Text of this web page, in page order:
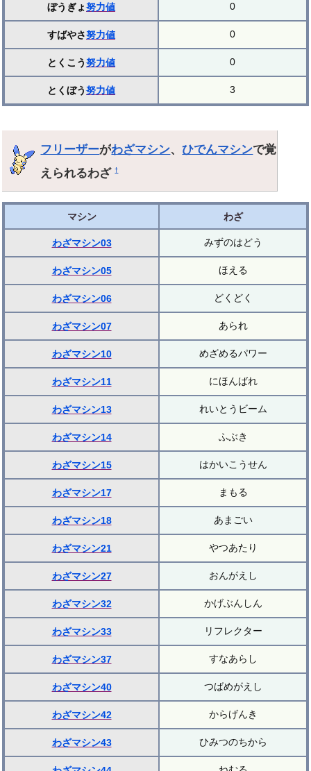
ぼうぎょ努力値 0
すばやさ努力値 0
とくこう努力値 0
とくぼう努力値 3
フリーザーがわざマシン、ひでんマシンで覚
えられるわざ†
マシン わざ
わざマシン03 みずのはどう
わざマシン05 ほえる
わざマシン06 どくどく
わざマシン07 あられ
わざマシン10 めざめるパワー
わざマシン11 にほんばれ
わざマシン13 れいとうビーム
わざマシン14 ふぶき
わざマシン15 はかいこうせん
わざマシン17 まもる
わざマシン18 あまごい
わざマシン21 やつあたり
わざマシン27 おんがえし
わざマシン32 かげぶんしん
わざマシン33 リフレクター
わざマシン37 すなあらし
わざマシン40 つばめがえし
わざマシン42 からげんき
わざマシン43 ひみつのちから